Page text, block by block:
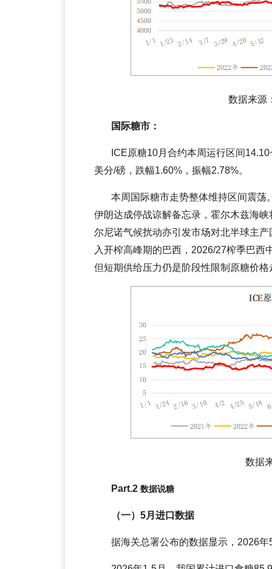
数据来源
国际糖市：
ICE原糖10月合约本周运行区间
美分/磅，跌幅1.60%，振幅2.78%。
本周国际糖市走势整体维持区间震荡
伊朗达成停战谅解备忘录，霍尔木兹海
尔尼诺气候扰动亦引发市场对北半球主
入开榨高峰期的巴西，2026/27榨季巴
但短期供给压力仍是阶段性限制原糖价格
数据
Part.2 数据说糖
（一）5月进口数据
据海关总署公布的数据显示，2026